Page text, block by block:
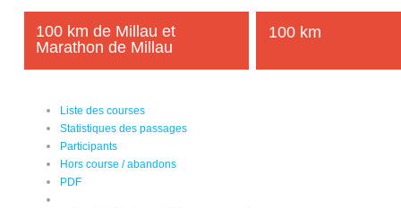
100 km de Millau et
Marathon de Millau
100 km
Liste des courses
Statistiques des passages
Participants
Hors course / abandons
PDF